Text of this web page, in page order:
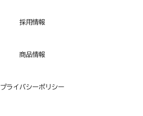
採用情報
商品情報
プライバシーポリシー